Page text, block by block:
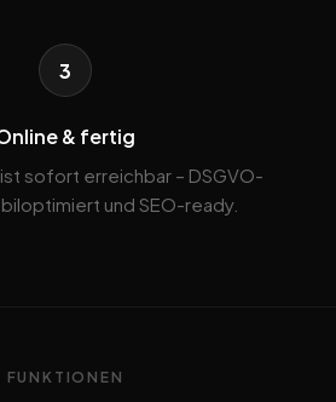
3
& fertig
sofort erreichbar – DSGVO-
und SEO-ready.
FUNKTIONEN